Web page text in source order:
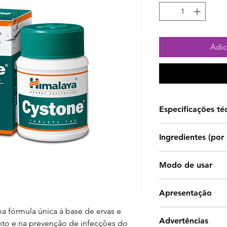
fórmula única à base de ervas e
e na prevenção de infecções do
Especificações
ervas e minerais.
um sistema
a composição da
mucosas. É uma
uma gestão
Ingredientes
Extrato de
Extrato de
ligulata
Modo de usar
refeições.
Apresentação
Advertências